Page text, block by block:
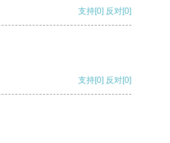
支持[0] 反对[0]
支持[0] 反对[0]